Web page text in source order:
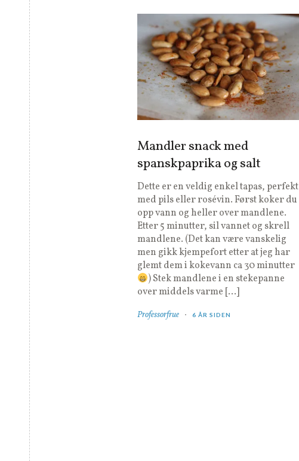
Mandler snack med
spanskpaprika og salt
Dette er en veldig enkel tapas, perfekt
med pils eller rosévin. Først koker du
opp vann og heller over mandlene.
Etter 5 minutter, sil vannet og skrell
mandlene. (Det kan være vanskelig
men gikk kjempefort etter at jeg har
glemt dem i kokevann ca 30 minutter
) Stek mandlene i en stekepanne
over middels varme […]
Professorfrue 6 ÅR SIDEN